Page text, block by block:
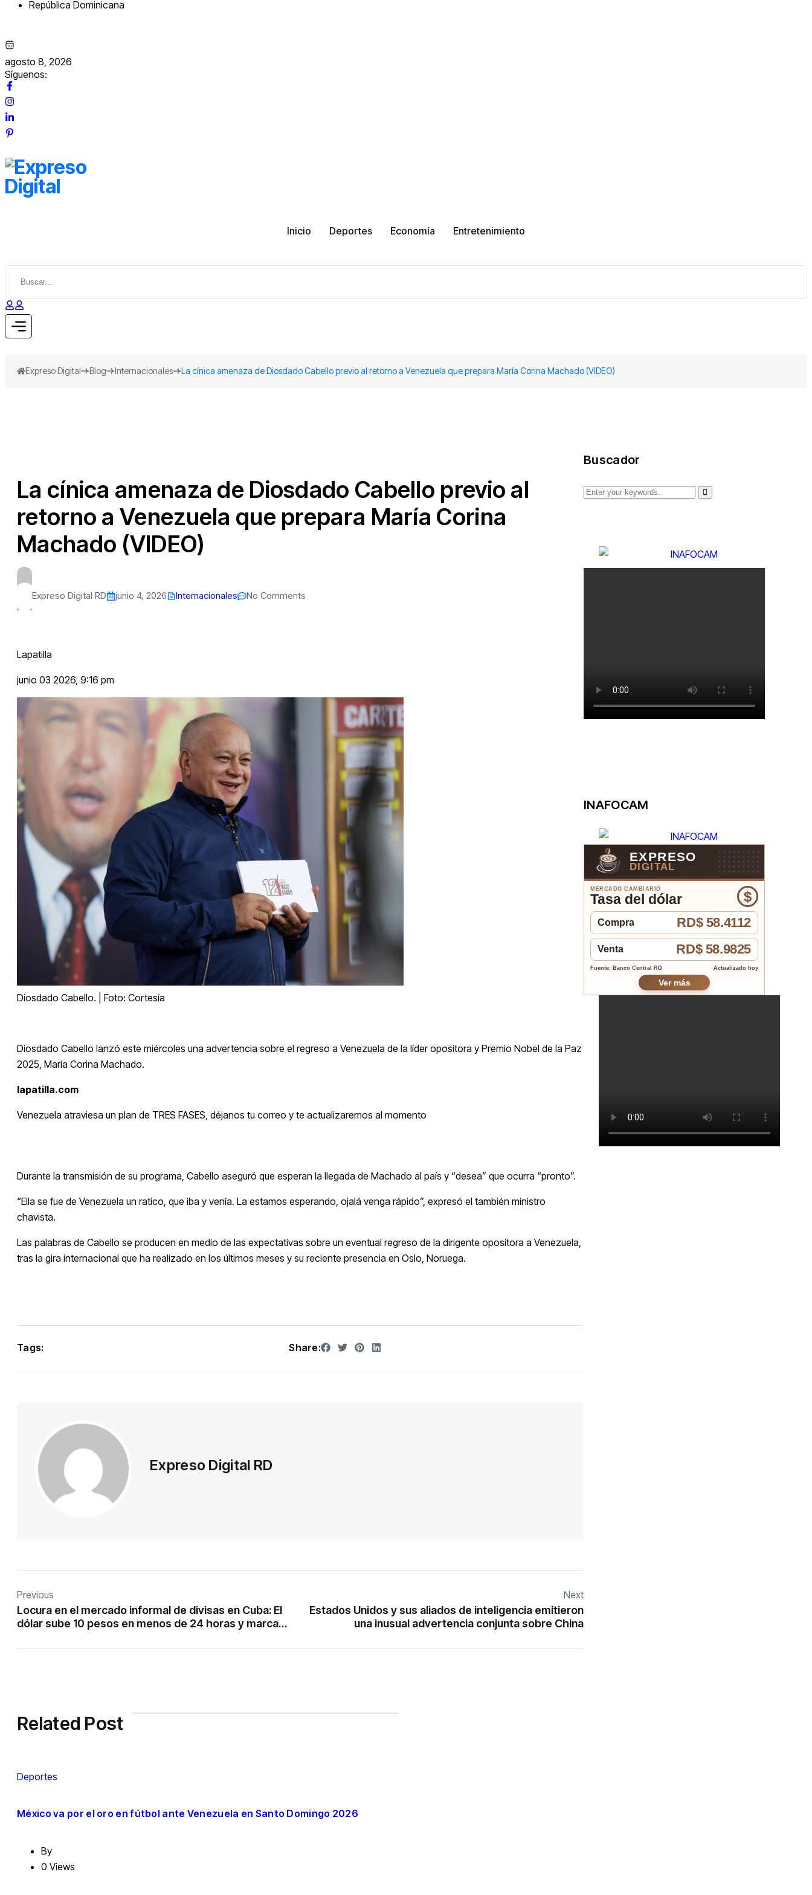
República Dominicana
agosto 8, 2026
Síguenos:
Inicio Deportes Economía Entretenimiento
Expreso Digital Blog Internacionales La cínica amenaza de Diosdado Cabello previo al retorno a Venezuela que prepara María Corina Machado (VIDEO)
La cínica amenaza de Diosdado Cabello previo al
retorno a Venezuela que prepara María Corina
Machado (VIDEO)
Expreso Digital RD junio 4, 2026 Internacionales No Comments
Lapatilla
junio 03 2026, 9:16 pm
Diosdado Cabello. | Foto: Cortesía
Diosdado Cabello lanzó este miércoles una advertencia sobre el regreso a Venezuela de la líder opositora y Premio Nobel de la Paz
2025, María Corina Machado.
lapatilla.com
Venezuela atraviesa un plan de TRES FASES, déjanos tu correo y te actualizaremos al momento
Durante la transmisión de su programa, Cabello aseguró que esperan la llegada de Machado al país y “desea” que ocurra “pronto”.
“Ella se fue de Venezuela un ratico, que iba y venía. La estamos esperando, ojalá venga rápido”, expresó el también ministro
chavista.
Las palabras de Cabello se producen en medio de las expectativas sobre un eventual regreso de la dirigente opositora a Venezuela,
tras la gira internacional que ha realizado en los últimos meses y su reciente presencia en Oslo, Noruega.
Tags: Share:
Expreso Digital RD
Previous
Locura en el mercado informal de divisas en Cuba: El
dólar sube 10 pesos en menos de 24 horas y marca…
Next
Estados Unidos y sus aliados de inteligencia emitieron
una inusual advertencia conjunta sobre China
Related Post
Deportes
México va por el oro en fútbol ante Venezuela en Santo Domingo 2026
By
0 Views
Buscador
INAFOCAM
EXPRESO
DIGITAL
MERCADO CAMBIARIO
Tasa del dólar $
Compra RD$ 58.4112
Venta RD$ 58.9825
Fuente: Banco Central RD Actualizado hoy
Ver más